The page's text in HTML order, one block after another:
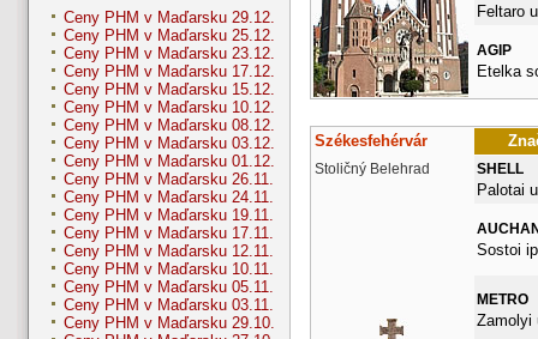
Ceny PHM v Maďarsku 29.12.
Ceny PHM v Maďarsku 25.12.
Ceny PHM v Maďarsku 23.12.
Ceny PHM v Maďarsku 17.12.
Ceny PHM v Maďarsku 15.12.
Ceny PHM v Maďarsku 10.12.
Ceny PHM v Maďarsku 08.12.
Ceny PHM v Maďarsku 03.12.
Ceny PHM v Maďarsku 01.12.
Ceny PHM v Maďarsku 26.11.
Ceny PHM v Maďarsku 24.11.
Ceny PHM v Maďarsku 19.11.
Ceny PHM v Maďarsku 17.11.
Ceny PHM v Maďarsku 12.11.
Ceny PHM v Maďarsku 10.11.
Ceny PHM v Maďarsku 05.11.
Ceny PHM v Maďarsku 03.11.
Ceny PHM v Maďarsku 29.10.
Feltaro
AGIP
Etelka
Székesfehérvár
Stoličný Belehrad SHELL
Palotai
Sostoi
METRO
Zamolyi